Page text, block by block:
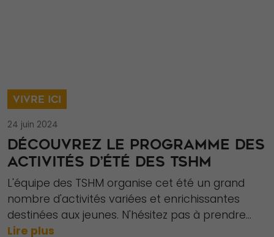
VIVRE ICI
24 juin 2024
DÉCOUVREZ LE PROGRAMME DES
ACTIVITÉS D’ÉTÉ DES TSHM
L'équipe des TSHM organise cet été un grand
nombre d'activités variées et enrichissantes
destinées aux jeunes. N'hésitez pas à prendre...
Lire plus